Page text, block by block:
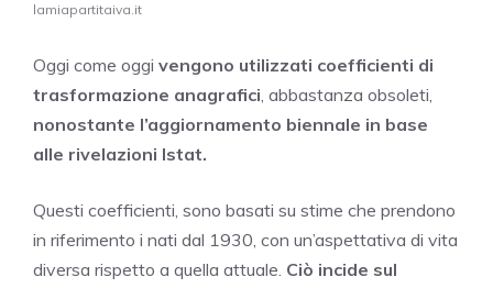
lamiapartitaiva.it
Oggi come oggi vengono utilizzati coefficienti di
trasformazione anagrafici, abbastanza obsoleti,
nonostante l’aggiornamento biennale in base
alle rivelazioni Istat.
Questi coefficienti, sono basati su stime che prendono
in riferimento i nati dal 1930, con un’aspettativa di vita
diversa rispetto a quella attuale. Ciò incide sul